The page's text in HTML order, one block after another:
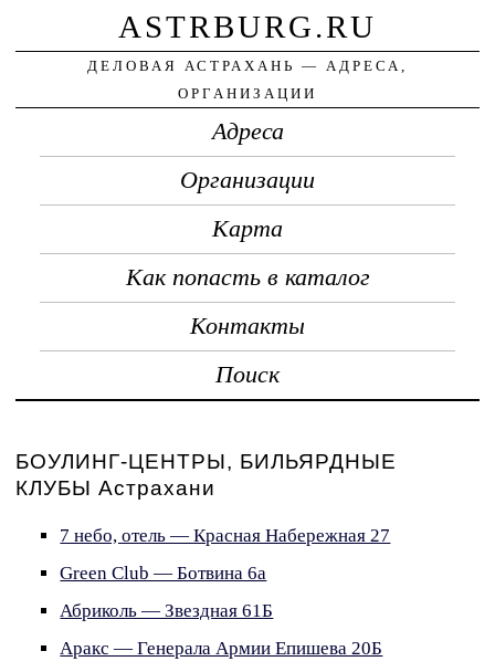
ASTRBURG.RU
ДЕЛОВАЯ АСТРАХАНЬ — АДРЕСА,
ОРГАНИЗАЦИИ
Адреса
Организации
Карта
Как попасть в каталог
Контакты
Поиск
БОУЛИНГ-ЦЕНТРЫ, БИЛЬЯРДНЫЕ
КЛУБЫ Астрахани
7 небо, отель — Красная Набережная 27
Green Club — Ботвина 6а
Абриколь — Звездная 61Б
Аракс — Генерала Армии Епишева 20Б